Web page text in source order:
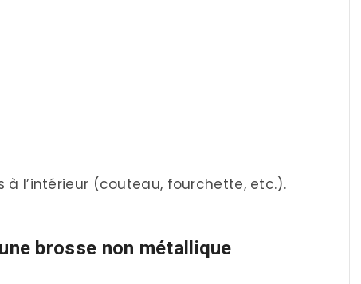
l’intérieur (couteau, fourchette, etc.).
brosse non métallique